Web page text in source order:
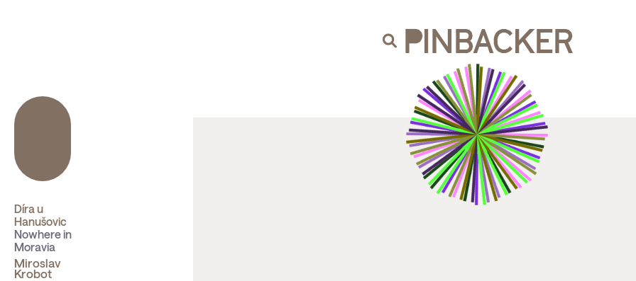
PINBACKER
Díra u
Hanušovic
Nowhere in
Moravia
Miroslav
Krobot